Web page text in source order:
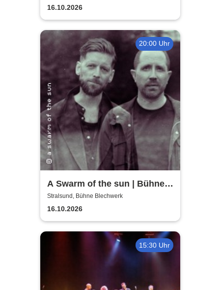
16.10.2026
20:00 Uhr
A Swarm of the sun | Bühne
Blechwerk
Stralsund, Bühne Blechwerk
16.10.2026
15:30 Uhr